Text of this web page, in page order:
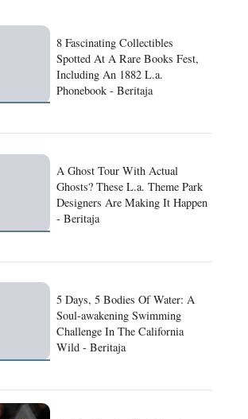
8 Fascinating Collectibles
Spotted At A Rare Books Fest,
Including An 1882 L.a.
Phonebook - Beritaja
A Ghost Tour With Actual
Ghosts? These L.a. Theme Park
Designers Are Making It Happen
- Beritaja
5 Days, 5 Bodies Of Water: A
Soul-awakening Swimming
Challenge In The California
Wild - Beritaja